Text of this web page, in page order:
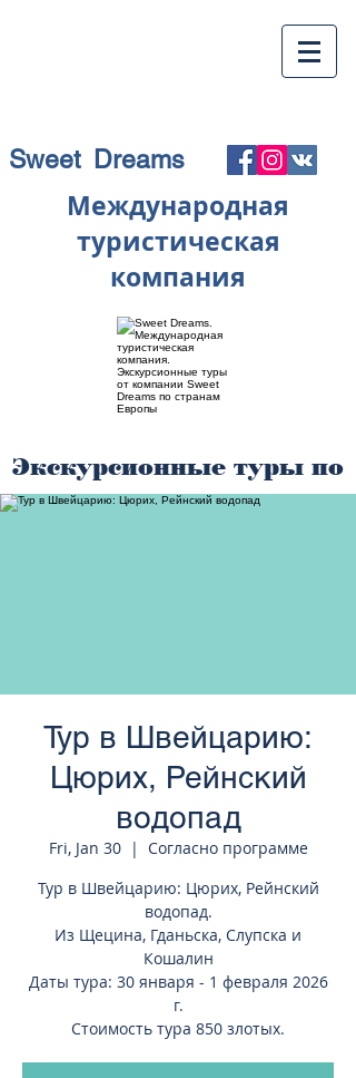
Sweet Dreams
Международная
туристическая
компания
Экскурсионные туры по
странам Европы
Тур в Швейцарию:
Цюрих, Рейнский
водопад
Fri, Jan 30
  |
Согласно программе
Тур в Швейцарию: Цюрих, Рейнский
водопад.
Из Щецина, Гданьска, Слупска и
Кошалин
Даты тура: 30 января - 1 февраля 2026
г.
Стоимость тура 850 злотых.